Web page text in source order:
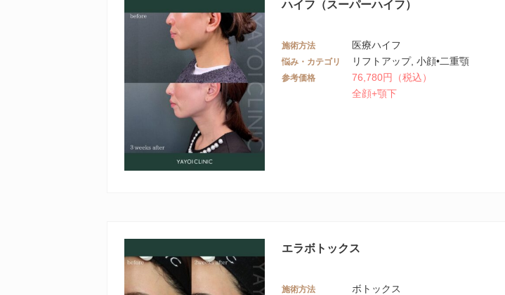
ハイフ（スーパーハイフ）
施術方法 医療ハイフ
悩み・カテゴリ リフトアップ, 小顔•二重顎
参考価格
76,780円（税込）
全顔+顎下
エラボトックス
施術方法 ボトックス